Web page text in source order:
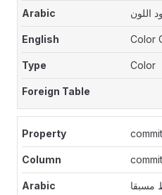
اللون
Color
Color
مسبقا